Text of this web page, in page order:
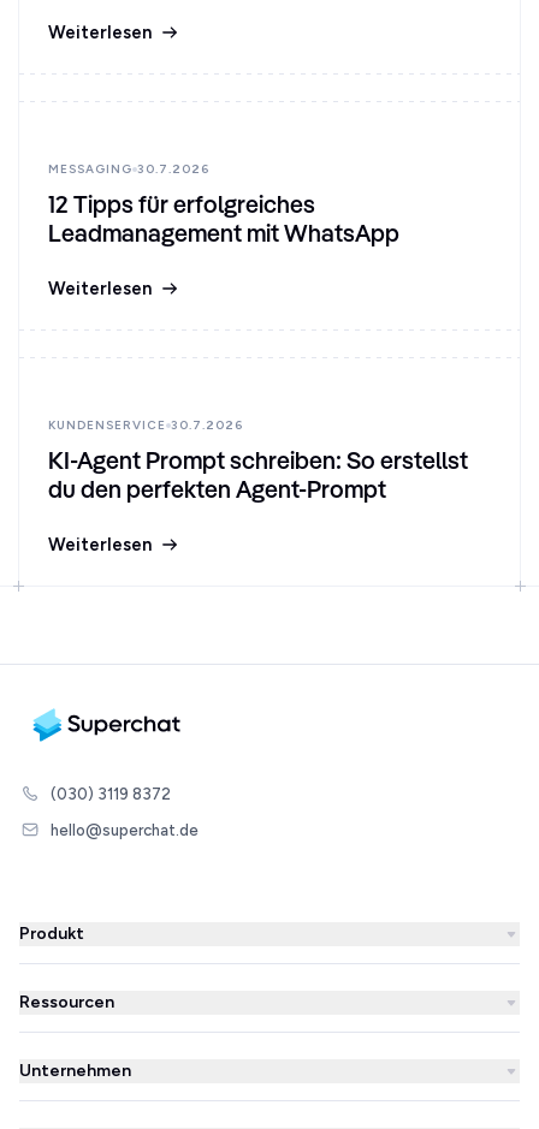
Weiterlesen
MESSAGING 30.7.2026
12 Tipps für erfolgreiches
Leadmanagement mit WhatsApp
Weiterlesen
KUNDENSERVICE 30.7.2026
KI-Agent Prompt schreiben: So erstellst
du den perfekten Agent-Prompt
Weiterlesen
(030) 3119 8372
hello@superchat.de
Produkt
WhatsApp Business
WhatsApp Newsletter
KI-Agent
Ressourcen
Blog
Erfolgsgeschichten
Unternehmen
Über uns